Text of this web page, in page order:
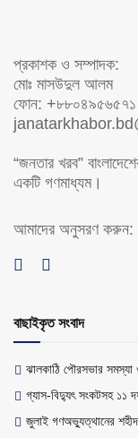
প্রকাশক ও সম্পাদক:
মোঃ মাসউদুল আলম
ফোন: +৮৮০৪৯৫৬৫৭১
“জনতার খরব”
একটি গণমাধ্যম।
আমাদের অনুসরণ করুন:
বাছাইকৃত সংবাদ
ঝালকাঠি পৌরসভার সমস্যা
গ্যাস-বিদ্যুৎ সংকটসহ ১১
জুলাই গণঅভ্যুত্থানের